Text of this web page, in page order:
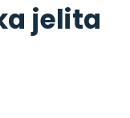
jelita